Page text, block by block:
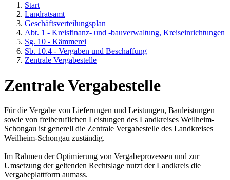
Start
Landratsamt
Geschäftsverteilungsplan
Abt. 1 - Kreisfinanz- und -bauverwaltung, Kreiseinrichtungen
Sg. 10 - Kämmerei
Sb. 10.4 - Vergaben und Beschaffung
Zentrale Vergabestelle
Zentrale Vergabestelle
Für die Vergabe von Lieferungen und Leistungen, Bauleistungen
sowie von freiberuflichen Leistungen des Landkreises Weilheim-
Schongau ist generell die Zentrale Vergabestelle des Landkreises
Weilheim-Schongau zuständig.
Im Rahmen der Optimierung von Vergabeprozessen und zur
Umsetzung der geltenden Rechtslage nutzt der Landkreis die
Vergabeplattform aumass.